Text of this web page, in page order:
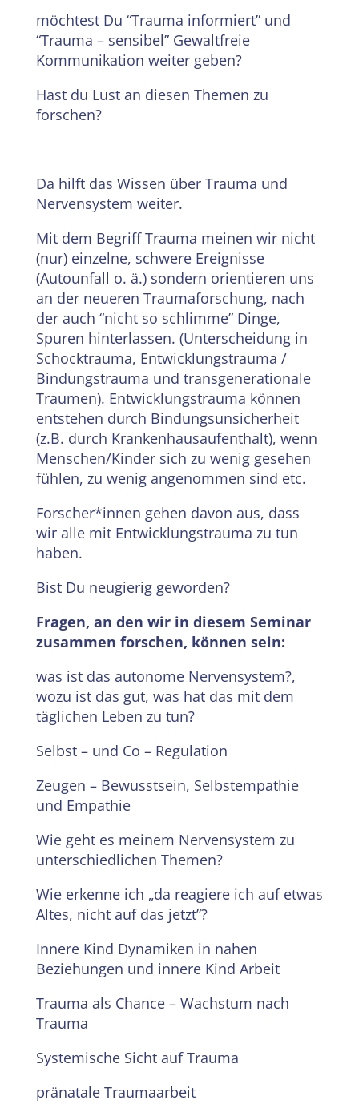
möchtest Du “Trauma informiert” und
“Trauma – sensibel” Gewaltfreie
Kommunikation weiter geben?
Hast du Lust an diesen Themen zu
forschen?
Da hilft das Wissen über Trauma und
Nervensystem weiter.
Mit dem Begriff Trauma meinen wir nicht
(nur) einzelne, schwere Ereignisse
(Autounfall o. ä.) sondern orientieren uns
an der neueren Traumaforschung, nach
der auch “nicht so schlimme” Dinge,
Spuren hinterlassen. (Unterscheidung in
Schocktrauma, Entwicklungstrauma /
Bindungstrauma und transgenerationale
Traumen). Entwicklungstrauma können
entstehen durch Bindungsunsicherheit
(z.B. durch Krankenhausaufenthalt), wenn
Menschen/Kinder sich zu wenig gesehen
fühlen, zu wenig angenommen sind etc.
Forscher*innen gehen davon aus, dass
wir alle mit Entwicklungstrauma zu tun
haben.
Bist Du neugierig geworden?
Fragen, an den wir in diesem Seminar
zusammen forschen, können sein:
was ist das autonome Nervensystem?,
wozu ist das gut, was hat das mit dem
täglichen Leben zu tun?
Selbst – und Co – Regulation
Zeugen – Bewusstsein, Selbstempathie
und Empathie
Wie geht es meinem Nervensystem zu
unterschiedlichen Themen?
Wie erkenne ich „da reagiere ich auf etwas
Altes, nicht auf das jetzt”?
Innere Kind Dynamiken in nahen
Beziehungen und innere Kind Arbeit
Trauma als Chance – Wachstum nach
Trauma
Systemische Sicht auf Trauma
pränatale Traumaarbeit